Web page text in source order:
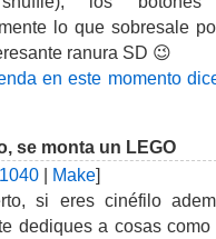
lo que sobresale
ranura SD 😉
en este momento
se monta un LEGO
| Make]
si eres cinéfilo
dediques a cosas